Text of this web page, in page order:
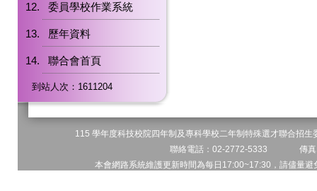
委員學校作業系統
歷年資料
聯合會首頁
到站人次：1611204
115 學年度科技校院四年制及專科學校二年制特殊選才聯合
聯絡電話：02-2772-5333 傳
本會網路系統維護更新時間為每日17:00~17:30，請儘量